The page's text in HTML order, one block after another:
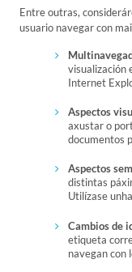
Entre outras,
usuario navegar con
visualización
Internet
Aspectos
axustar o
documentos
Aspectos
distintas
Utilízase
Cambios de
etiqueta
navegan con